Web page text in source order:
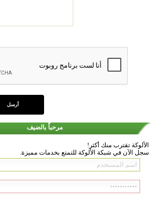
مرحباً بالضيف
الألوكة تقترب منك أكثر!
سجل الآن في شبكة الألوكة للتمتع بخدمات مميزة.